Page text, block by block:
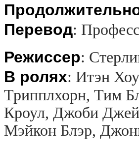
Перевод:
Режиссер:
В ролях: Итэн
Трипплхорн, Тим
Кроул, Джоби
Мэйкон Блэр,